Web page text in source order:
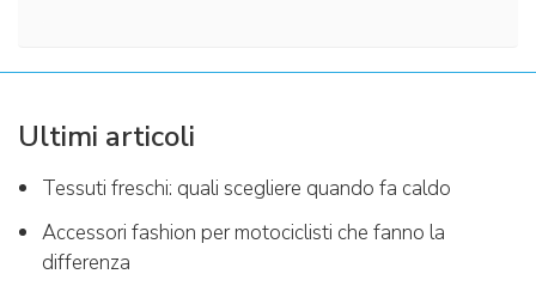
Ultimi articoli
Tessuti freschi: quali scegliere quando fa caldo
Accessori fashion per motociclisti che fanno la
differenza